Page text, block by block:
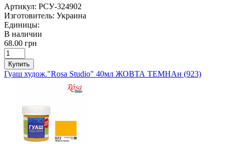
Артикул: РСУ-324902
Изготовитель: Украина
Единицы:
В наличии
68.00 грн
Купить
Гуаш худож."Rosa Studio" 40мл ЖОВТА ТЕМНАн (923)